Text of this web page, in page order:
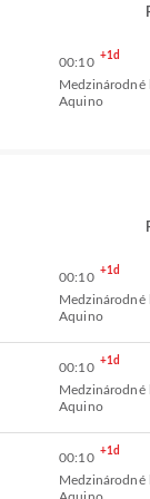
00:10 +1d
Medzinárodné
Aquino
00:10 +1d
Medzinárodné
Aquino
00:10 +1d
Medzinárodné
Aquino
00:10 +1d
Medzinárodné